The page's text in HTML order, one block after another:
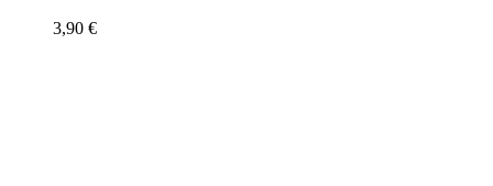
3,90 €